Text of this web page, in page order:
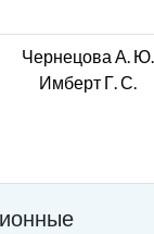
Чернецова А. Ю.
Имберт Г. С.